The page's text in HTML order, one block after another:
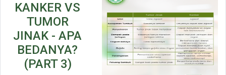
KANKER VS
TUMOR
JINAK - APA
BEDANYA?
(PART 3)